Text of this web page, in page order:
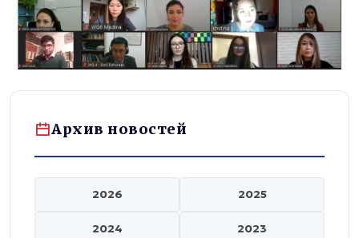
Архив новостей
2026 2025
2024 2023